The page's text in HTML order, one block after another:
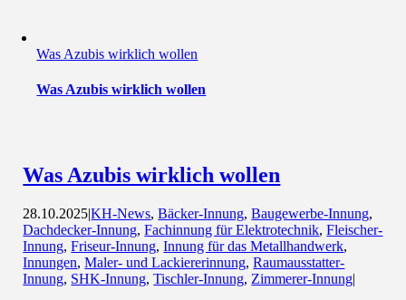
Was Azubis wirklich wollen
Was Azubis wirklich wollen
Was Azubis wirklich wollen
28.10.2025|KH-News,Bäcker-Innung,Baugewerbe-Innung,
Dachdecker-Innung,Fachinnung für Elektrotechnik,Fleischer-
Innung,Friseur-Innung,Innung für das Metallhandwerk,
Innungen,Maler- und Lackiererinnung,Raumausstatter-
Innung, SHK-Innung,Tischler-Innung, Zimmerer-Innung|